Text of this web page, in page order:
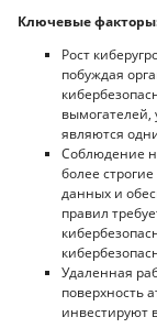
Ключевые
Рост
побуждая
являются
Соблюдение
более
данных и
правил
Удаленная
поверхность
инвестируют